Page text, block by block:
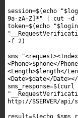
session=$(echo
9a-zA-Z]*" | cut -
token=$(echo
-f 2)
<Phone>$phone</
<Length>$length</
<Date>$date</
http://$SERVER/api/
result=$(echo